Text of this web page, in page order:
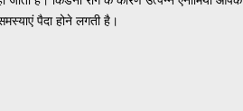
पैदा होने लगती है।